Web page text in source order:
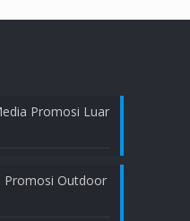
Promosi Luar
Promosi Outdoor